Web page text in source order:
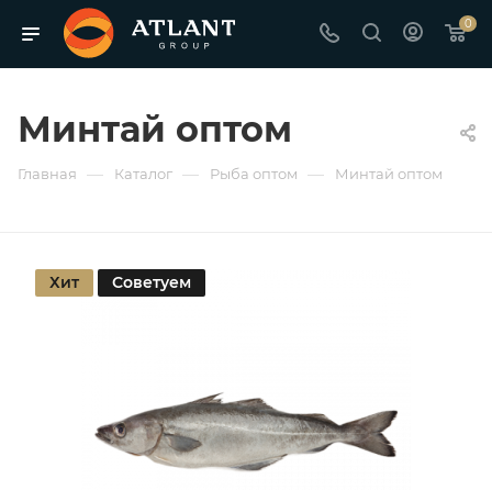
0
Минтай оптом
Главная — Каталог — Рыба оптом — Минтай оптом
Хит Советуем